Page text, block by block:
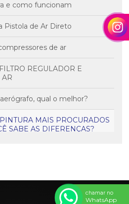
e como funcionam
Pistola de Ar Direto
de ar
REGULADOR E
qual o melhor?
MAIS PROCURADOS
SABE AS DIFERENÇAS?
chamar no
WhatsApp